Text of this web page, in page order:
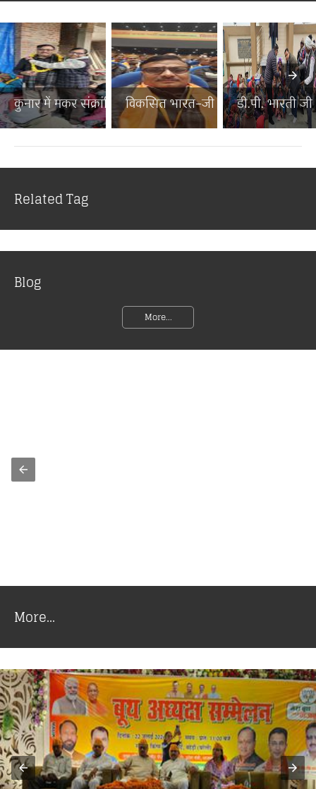
कुनार में मकर संक्रांति पर...विकसित भारत–जी राम जी जनज...
डी.पी. भारती
Related Tag
Blog
More...
More...